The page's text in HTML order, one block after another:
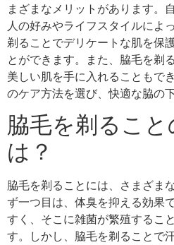
まざまなメリットがあります。
人の好みやライフスタイルによ
剃ることでデリケートな肌を保
とができます。また、脇毛を剃
美しい肌を手に入れることもで
のケア方法を選び、快適な脇の
脇毛を剃るこ
は？
脇毛を剃ることには、さまざま
ず一つ目は、体臭を抑える効果
すく、そこに雑菌が繁殖するこ
す。しかし、脇毛を剃ることで